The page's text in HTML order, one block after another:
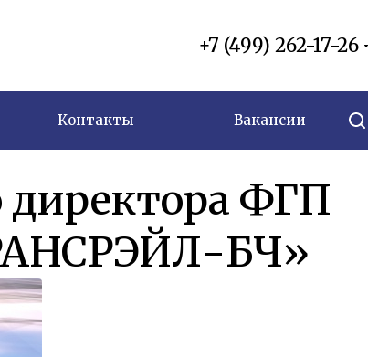
+7 (499) 262-17-26
Контакты Вакансии
директора ФГП
БЧ»